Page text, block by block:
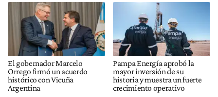
El gobernador Marcelo
Orrego firmó un acuerdo
histórico con Vicuña
Argentina
Pampa Energía aprobó la
mayor inversión de su
historia y muestra un fuerte
crecimiento operativo